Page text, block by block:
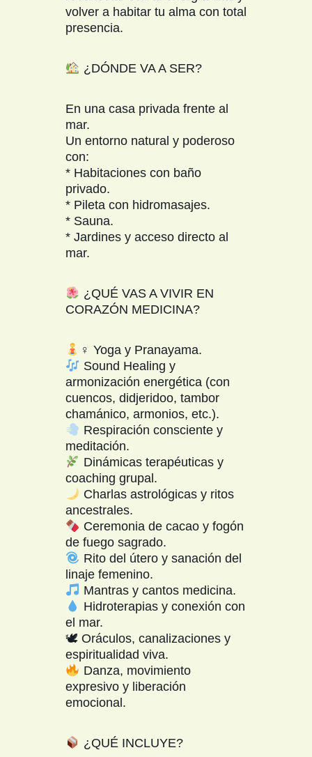
volver a habitar tu alma con total
presencia.
¿DÓNDE VA A SER?
En una casa privada frente al
mar.
Un entorno natural y poderoso
con:
* Habitaciones con baño
privado.
* Pileta con hidromasajes.
* Sauna.
* Jardines y acceso directo al
mar.
¿QUÉ VAS A VIVIR EN
CORAZÓN MEDICINA?
‍♀ Yoga y Pranayama.
Sound Healing y
armonización energética (con
cuencos, didjeridoo, tambor
chamánico, armonios, etc.).
Respiración consciente y
meditación.
Dinámicas terapéuticas y
coaching grupal.
Charlas astrológicas y ritos
ancestrales.
Ceremonia de cacao y fogón
de fuego sagrado.
Rito del útero y sanación del
linaje femenino.
Mantras y cantos medicina.
Hidroterapias y conexión con
el mar.
🕊 Oráculos, canalizaciones y
espiritualidad viva.
Danza, movimiento
expresivo y liberación
emocional.
¿QUÉ INCLUYE?